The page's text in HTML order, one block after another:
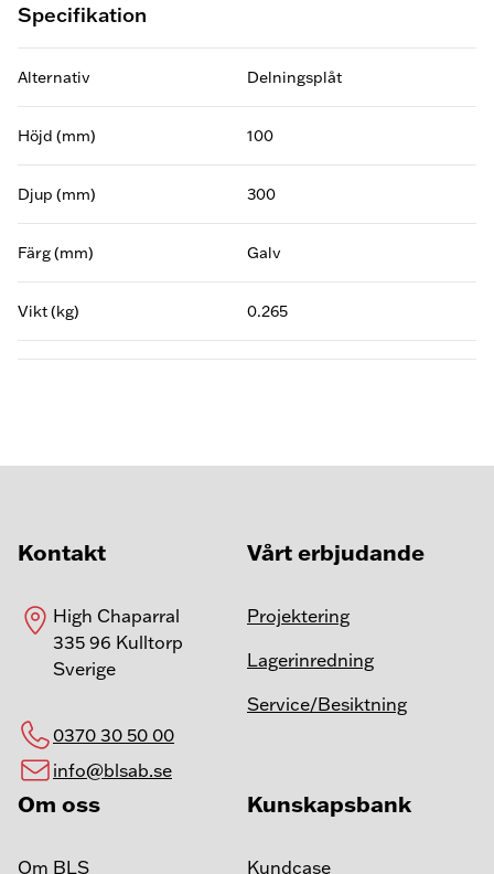
Specifikation
Alternativ Delningsplåt
Höjd (mm) 100
Djup (mm) 300
Färg (mm) Galv
Vikt (kg) 0.265
Kontakt
High Chaparral
335 96 Kulltorp
Sverige
0370 30 50 00
info@blsab.se
Vårt erbjudande
Projektering
Lagerinredning
Service/Besiktning
Om oss
Om BLS
Kunskapsbank
Kundcase